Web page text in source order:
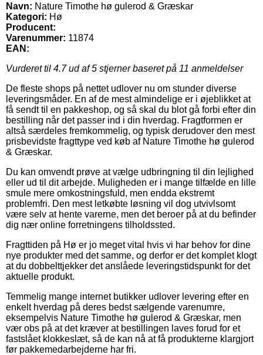
Navn: Nature Timothe hø gulerod & Græskar
Kategori: Hø
Producent:
Varenummer: 11874
EAN:
Vurderet til 4.7ud af 5 stjerner baseret på 11 anmeldelser
De fleste shops på nettet udlover nu om stunder diverse
leveringsmåder. En af de mest almindelige er i øjeblikket at
få sendt til en pakkeshop, og så skal du blot gå forbi efter din
bestilling når det passer ind i din hverdag. Fragtformen er
altså særdeles fremkommelig, og typisk derudover den mest
prisbevidste fragttype ved køb af Nature Timothe hø gulerod
& Græskar.
Du kan omvendt prøve at vælge udbringning til din lejlighed
eller ud til dit arbejde. Muligheden er i mange tilfælde en lille
smule mere omkostningsfuld, men endda ekstremt
problemfri. Den mest letkøbte løsning vil dog utvivlsomt
være selv at hente varerne, men det beroer på at du befinder
dig nær online forretningens tilholdssted.
Fragttiden på Hø er jo meget vital hvis vi har behov for dine
nye produkter med det samme, og derfor er det komplet klogt
at du dobbelttjekker det anslåede leveringstidspunkt for det
aktuelle produkt.
Temmelig mange internet butikker udlover levering efter en
enkelt hverdag på deres bedst sælgende varenumre,
eksempelvis Nature Timothe hø gulerod & Græskar, men
vær obs på at det kræver at bestillingen laves forud for et
fastslået klokkeslæt, så de kan nå at få produkterne klargjort
før pakkemedarbejderne har fri.